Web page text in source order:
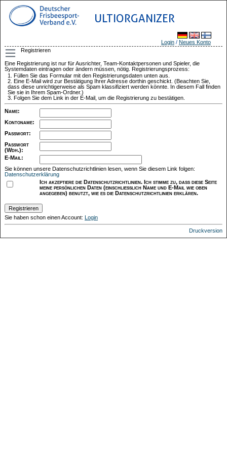
ULTIORGANIZER
Login / Neues Konto
Registrieren
Eine Registrierung ist nur für Ausrichter, Team-Kontaktpersonen und Spieler, die
Systemdaten eintragen oder ändern müssen, nötig. Registrierungsprozess:
Füllen Sie das Formular mit den Registrierungsdaten unten aus.
Eine E-Mail wird zur Bestätigung Ihrer Adresse dorthin geschickt. (Beachten Sie,
dass diese unrichtigerweise als Spam klassifiziert werden könnte. In diesem Fall finden
Sie sie in Ihrem Spam-Ordner.)
Folgen Sie dem Link in der E-Mail, um die Registrierung zu bestätigen.
Name:
Kontoname:
Passwort:
Passwort
(Wdh.):
E-Mail :
Sie können unsere Datenschutzrichtlinien lesen, wenn Sie diesem Link folgen:
Datenschutzerklärung
Ich akzeptiere die Datenschutzrichtlinien. Ich stimme zu, dass diese Seite
meine persönlichen Daten (einschließlich Name und E-Mail wie oben
angegeben) benutzt, wie es die Datenschutzrichtlinien erklären.
Sie haben schon einen Account: Login
Druckversion